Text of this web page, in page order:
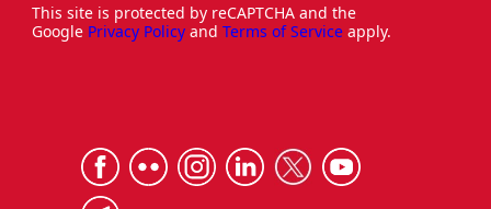
This site is protected by reCAPTCHA and the
Google Privacy Policy and Terms of Service apply.